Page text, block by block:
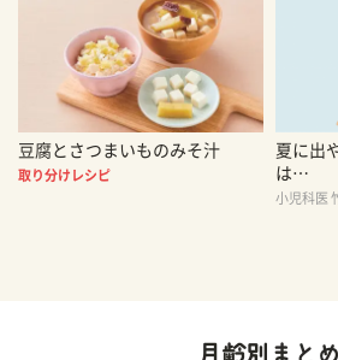
豆腐とさつまいものみそ汁
取り分けレシピ
夏に出
は…
小児科医